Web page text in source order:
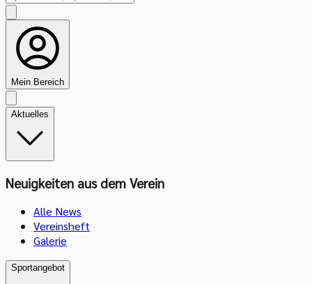
Mein Bereich
Aktuelles
Neuigkeiten aus dem Verein
Alle News
Vereinsheft
Galerie
Sportangebot